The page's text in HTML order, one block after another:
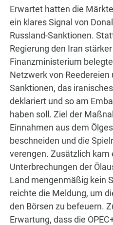
Erwartet hatten die
ein klares Signal von
Russland-Sanktionen.
Regierung den Iran
Finanzministerium
Netzwerk von
Sanktionen, das
deklariert und so am
haben soll. Ziel der
Einnahmen aus dem
beschneiden und die
verengen. Zusätzlich kam
Unterbrechungen der
Land mengenmäßig kein
reichte die Meldung, um
den Börsen zu befeuern.
Erwartung, dass die